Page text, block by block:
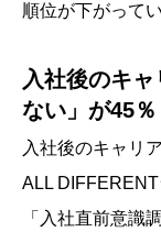
順位が下がって
入社後のキ
ない」が45％
入社後のキャリ
ALL
「入社直前意識